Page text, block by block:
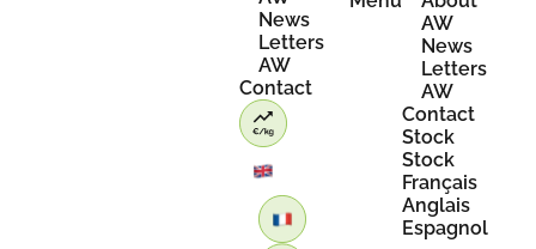
News
Letters
AW
Contact
AW
News
Letters
AW
Contact
Stock
Stock
Français
Anglais
Espagnol